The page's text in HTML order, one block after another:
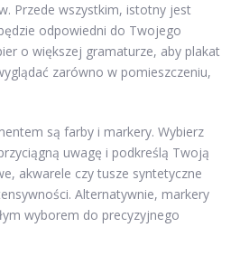
Przede wszystkim, istotny jest
odpowiedni do Twojego
o większej gramaturze, aby plakat
zarówno w pomieszczeniu,
są farby i markery. Wybierz
uwagę i podkreślą Twoją
akwarele czy tusze syntetyczne
Alternatywnie, markery
wyborem do precyzyjnego